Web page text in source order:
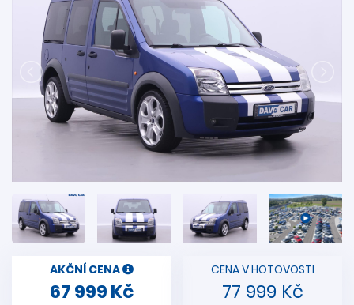
AKČNÍ CENA
67 999 Kč
CENA V HOTOVOSTI
77 999 Kč